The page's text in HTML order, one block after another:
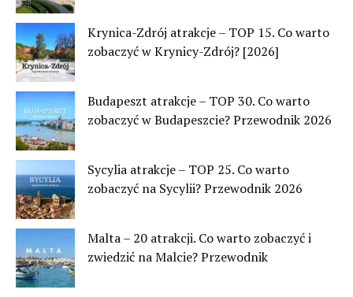
Krynica-Zdrój atrakcje – TOP 15. Co warto
zobaczyć w Krynicy-Zdrój? [2026]
Budapeszt atrakcje – TOP 30. Co warto
zobaczyć w Budapeszcie? Przewodnik 2026
Sycylia atrakcje – TOP 25. Co warto
zobaczyć na Sycylii? Przewodnik 2026
Malta – 20 atrakcji. Co warto zobaczyć i
zwiedzić na Malcie? Przewodnik